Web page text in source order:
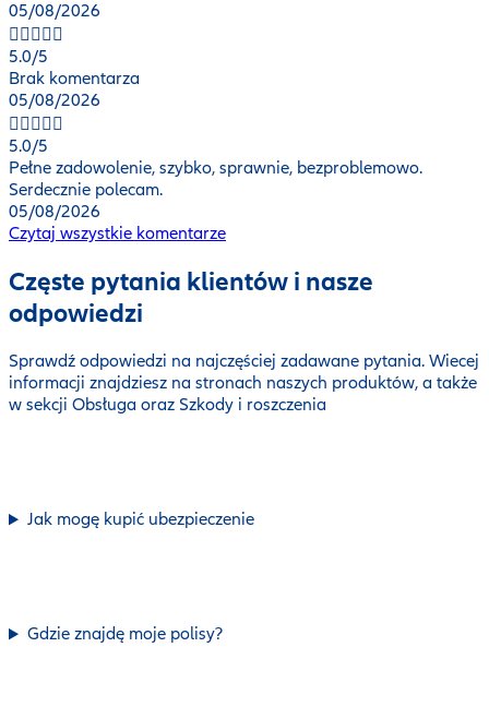
05/08/2026
5.0/5
Brak komentarza
05/08/2026
5.0/5
Pełne zadowolenie, szybko, sprawnie, bezproblemowo.
Serdecznie polecam.
05/08/2026
Czytaj wszystkie komentarze
Częste pytania klientów i nasze
odpowiedzi
Sprawdź odpowiedzi na najczęściej zadawane pytania. Wiecej
informacji znajdziesz na stronach naszych produktów, a także
w sekcji Obsługa oraz Szkody i roszczenia
Jak mogę kupić ubezpieczenie
Gdzie znajdę moje polisy?